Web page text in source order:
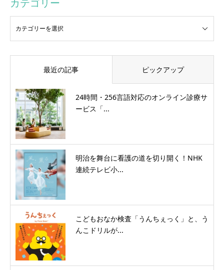
カテゴリー
最近の記事 ピックアップ
24時間・256言語対応のオンライン診療サ
ービス「...
明治を舞台に看護の道を切り開く！NHK
連続テレビ小...
こどもおなか検査「うんちぇっく」と、う
んこドリルが...